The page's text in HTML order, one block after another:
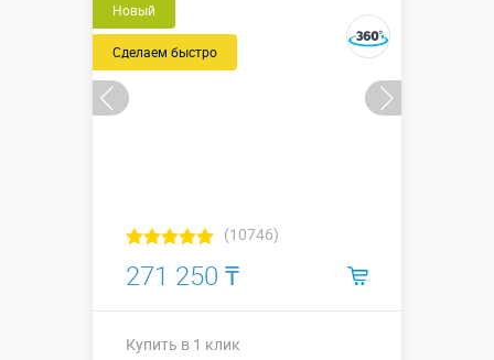
Новый
Сделаем быстро
(10746)
271 250 ₸
Купить в 1 клик